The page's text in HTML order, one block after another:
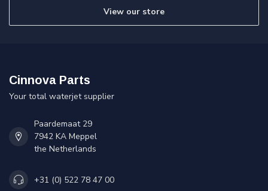
View our store
Cinnova Parts
Your total waterjet supplier
Paardemaat 29
7942 KA Meppel
the Netherlands
+31 (0) 522 78 47 00